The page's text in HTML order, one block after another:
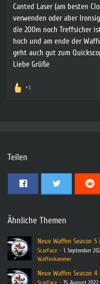
Canted Laser (am besten
verwenden oder aber
die 200m noch Treffsicher
hoch und am ende der
geht auch gut zum
Liebe Grüße
1
Teilen
Ähnliche Themen
Neue Waffen Season 5
ScarFace
1. September
Waffenkammer
Neue Waffen Season 4
ScarFace 15. August 2022